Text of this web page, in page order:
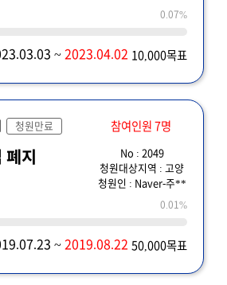
0.07%
~2023.04.02 10,000목표
청원만료 참여인원 7명
폐지
No : 2049
청원대상지역 : 고양
청원인 : Naver-주**
0.01%
~2019.08.22 50,000목표